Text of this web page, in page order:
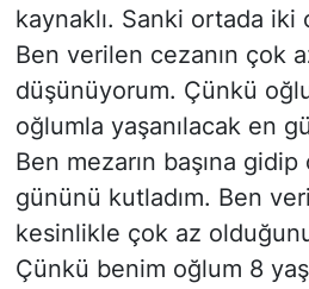
kaynaklı. Sanki ortada iki
Ben verilen cezanın çok
düşünüyorum. Çünkü
oğlumla yaşanılacak en
Ben mezarın başına
gününü kutladım. Ben
kesinlikle çok az
Çünkü benim oğlum 8